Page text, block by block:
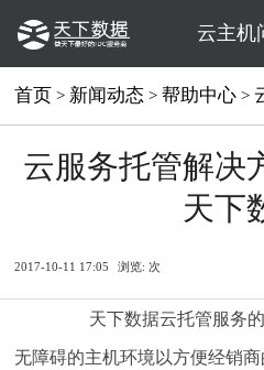
云主机
首页 > 新闻动态 >帮助中心 >
云服务托管解
天下
2017-10-11 17:05 浏览: 次
天下数据云托管服务的
无障碍的主机环境以方便经销